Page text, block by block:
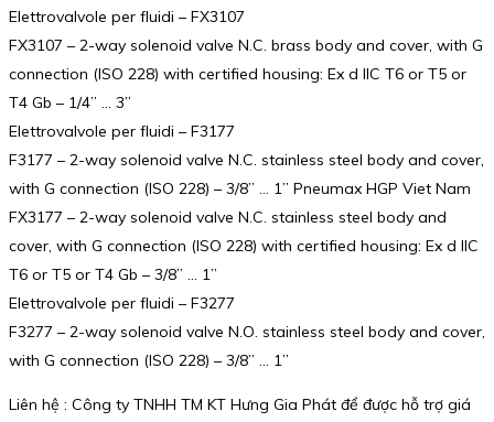
Elettrovalvole per fluidi – FX3107
FX3107 – 2-way solenoid valve N.C. brass body and cover, with G
connection (ISO 228) with certified housing: Ex d IIC T6 or T5 or
T4 Gb – 1/4” … 3”
Elettrovalvole per fluidi – F3177
F3177 – 2-way solenoid valve N.C. stainless steel body and cover,
with G connection (ISO 228) – 3/8” … 1” Pneumax HGP Viet Nam
FX3177 – 2-way solenoid valve N.C. stainless steel body and
cover, with G connection (ISO 228) with certified housing: Ex d IIC
T6 or T5 or T4 Gb – 3/8” … 1”
Elettrovalvole per fluidi – F3277
F3277 – 2-way solenoid valve N.O. stainless steel body and cover,
with G connection (ISO 228) – 3/8” … 1”
Liên hệ : Công ty TNHH TM KT Hưng Gia Phát để được hỗ trợ giá